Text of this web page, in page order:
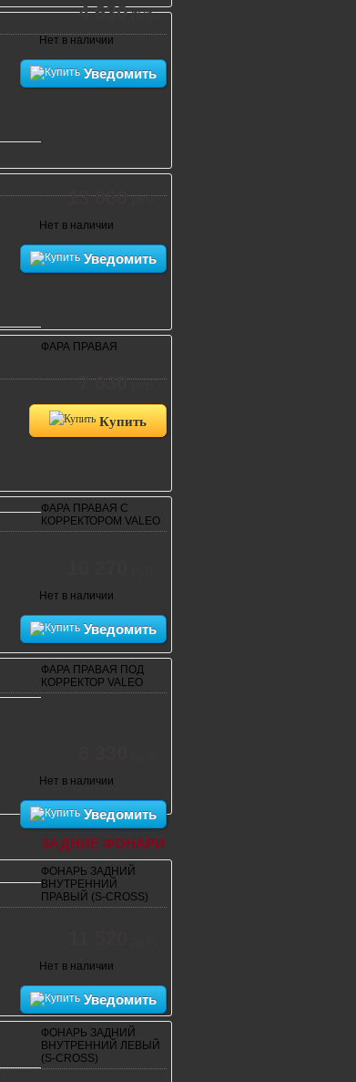
4 630руб.
Нет в наличии
Уведомить
13 060 руб.
Нет в наличии
Уведомить
7 630 руб.
Купить
Нет в наличии
Уведомить
ФАРА ПРАВАЯ
Нет в наличии
Уведомить
ФАРА ПРАВАЯ С
КОРРЕКТОРОМ VALEO
Нет в наличии
Уведомить
ФАРА ПРАВАЯ ПОД
КОРРЕКТОР VALEO
ЗАДНИЕ ФОНАРИ
ФОНАРЬ ЗАДНИЙ
ВНУТРЕННИЙ
ПРАВЫЙ (S-CROSS)
ФОНАРЬ ЗАДНИЙ
ВНУТРЕННИЙ ЛЕВЫЙ
(S-CROSS)